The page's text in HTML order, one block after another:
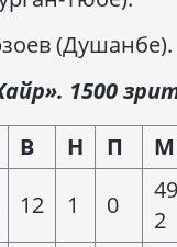
(Душанбе).
1500
В Н П М
12 1 0
2